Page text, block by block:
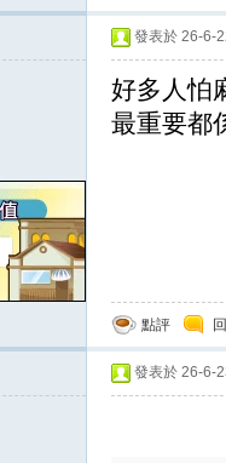
發表於 26-6-
好多人怕
最重要都
點評
發表於 26-6-